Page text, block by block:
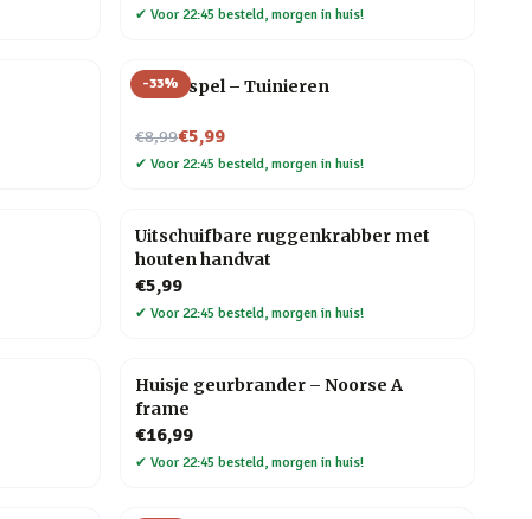
✔ Voor 22:45 besteld, morgen in huis!
-33%
Trivia spel – Tuinieren
€8,99
Nu voor€5,99
✔ Voor 22:45 besteld, morgen in huis!
Uitschuifbare ruggenkrabber met
houten handvat
€5,99
✔ Voor 22:45 besteld, morgen in huis!
Huisje geurbrander – Noorse A
frame
€16,99
✔ Voor 22:45 besteld, morgen in huis!